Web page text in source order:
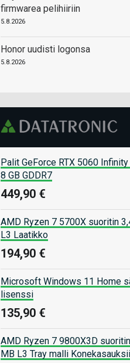
firmwarea pelihiiriin
5.8.2026
Honor uudisti logonsa
5.8.2026
Palit GeForce RTX 5060
8 GB GDDR7
449,90 €
AMD Ryzen 7 5700X suoritin
L3 Laatikko
194,90 €
Microsoft Windows 11 Home
lisenssi
135,90 €
AMD Ryzen 7 9800X3D
MB L3 Tray malli